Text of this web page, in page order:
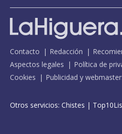
Contacto Redacción
Aspectos legales
Política de
Cookies
Publicidad y
Otros servicios: Chistes |